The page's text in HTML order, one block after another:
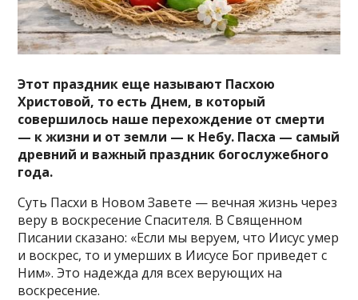
Этот праздник еще называют Пасхою
Христовой, то есть Днем, в который
совершилось наше перехождение от смерти
— к жизни и от земли — к Небу. Пасха — самый
древний и важный праздник богослужебного
года.
Суть Пасхи в Новом Завете — вечная жизнь через
веру в воскресение Спасителя. В Священном
Писании сказано: «Если мы веруем, что Иисус умер
и воскрес, то и умерших в Иисусе Бог приведет с
Ним». Это надежда для всех верующих на
воскресение.